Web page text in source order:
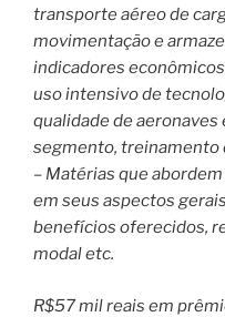
transporte aéreo de
movimentação e
indicadores
uso intensivo de
qualidade de aeronaves
segmento, treinamento
– Matérias que
em seus aspectos
benefícios oferecidos,
modal etc.
R$57 mil reais em